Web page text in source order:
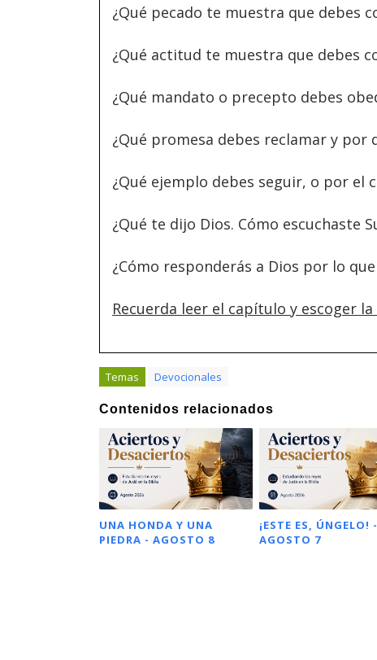
¿Qué pecado te muestra que debes
¿Qué actitud te muestra que debes
¿Qué mandato o precepto debes
¿Qué promesa debes reclamar y por
¿Qué ejemplo debes seguir, o por el
¿Qué te dijo Dios. Cómo escuchaste
¿Cómo responderás a Dios por lo
Recuerda leer el capítulo y escoger
Temas Devocionales
Contenidos relacionados
UNA HONDA Y UNA
PIEDRA - AGOSTO 8
¡ESTE ES, ÚNGELO! -
AGOSTO 7